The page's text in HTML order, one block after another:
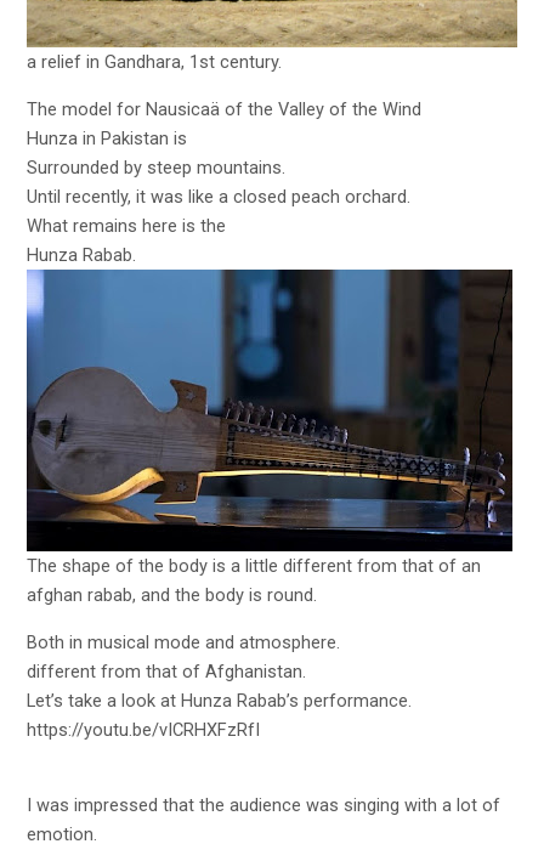
a relief in Gandhara, 1st century.
The model for Nausicaä of the Valley of the Wind
Hunza in Pakistan is
Surrounded by steep mountains.
Until recently, it was like a closed peach orchard.
What remains here is the
Hunza Rabab.
The shape of the body is a little different from that of an
afghan rabab, and the body is round.
Both in musical mode and atmosphere.
different from that of Afghanistan.
Let’s take a look at Hunza Rabab’s performance.
https://youtu.be/vICRHXFzRfI
I was impressed that the audience was singing with a lot of
emotion.